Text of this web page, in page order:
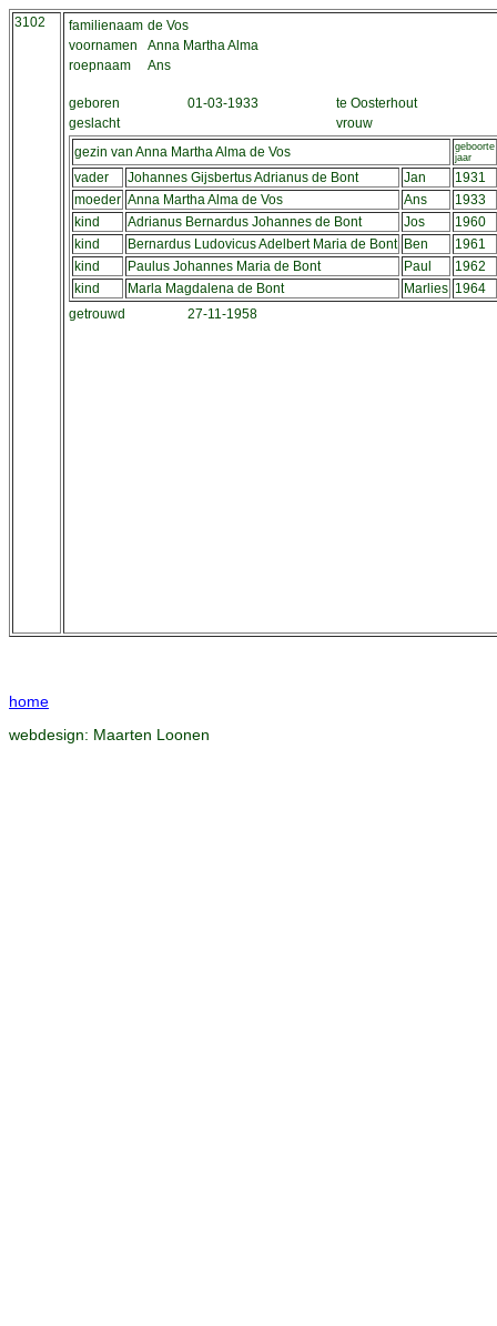
3102 familienaam de Vos
voornamen
Anna Martha Alma
roepnaam
Ans
geboren 01-03-1933
te Oosterhout
geslacht
vrouw
gezin van Anna Martha Alma de Vos
geboorte
jaar
vader Johannes Gijsbertus Adrianus de Bont Jan
1931
moeder Anna Martha Alma de Vos Ans
1933
kind
Adrianus Bernardus Johannes de Bont Jos
1960
kind
Bernardus Ludovicus Adelbert Maria de Bont Ben
1961
kind
Paulus Johannes Maria de Bont Paul
1962
kind
Marla Magdalena de Bont Marlies 1964
getrouwd
27-11-1958
home
webdesign: Maarten Loonen